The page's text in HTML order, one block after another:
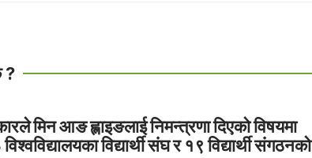
?
मिन आङ ह्लाइङलाई निमन्त्रणा दिएको विषयमा
विद्यार्थी संघ र १९ विद्यार्थी संगठनको